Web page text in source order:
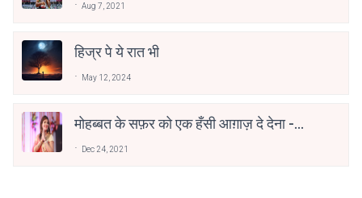
Aug 7, 2021
हिज्र पे ये रात भी
May 12, 2024
मोहब्बत के सफ़र को एक हँसी आग़ाज़ दे देना -
Dec 24, 2021